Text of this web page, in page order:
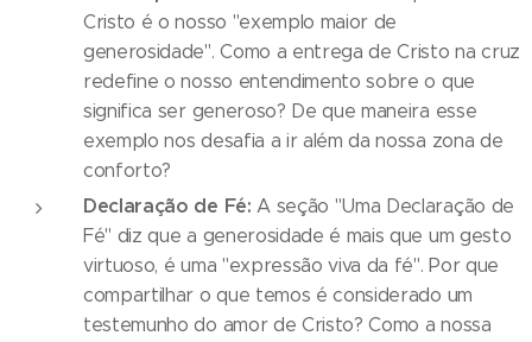
Cristo é o nosso "exemplo maior de
generosidade". Como a entrega de Cristo na cruz
redefine o nosso entendimento sobre o que
significa ser generoso? De que maneira esse
exemplo nos desafia a ir além da nossa zona de
conforto?
Declaração de Fé: A seção "Uma Declaração de
Fé" diz que a generosidade é mais que um gesto
virtuoso, é uma "expressão viva da fé". Por que
compartilhar o que temos é considerado um
testemunho do amor de Cristo? Como a nossa